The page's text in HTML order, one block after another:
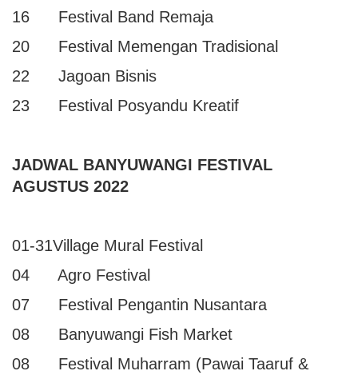
16 Festival Band Remaja
20 Festival Memengan Tradisional
22 Jagoan Bisnis
23 Festival Posyandu Kreatif
JADWAL BANYUWANGI FESTIVAL
AGUSTUS 2022
01-31Village Mural Festival
04 Agro Festival
07 Festival Pengantin Nusantara
08 Banyuwangi Fish Market
08 Festival Muharram (Pawai Taaruf &